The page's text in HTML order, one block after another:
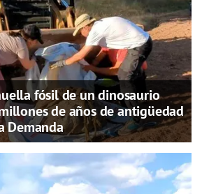
fósil de un dinosaurio
de años de antigüedad
Demanda